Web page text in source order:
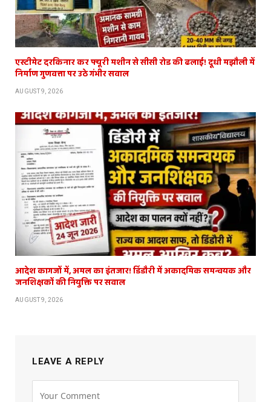
एस्टीमेट दरकिनार कर फ्यूरी मशीन से सीसी रोड की ढलाई! दूधी मझौली में
निर्माण गुणवत्ता पर उठे गंभीर सवाल
AUGUST 9, 2026
आदेश कागजों में, अमल का इंतजार! डिंडौरी में अकादमिक समन्वयक और
जनशिक्षकों की नियुक्ति पर सवाल
AUGUST 9, 2026
LEAVE A REPLY